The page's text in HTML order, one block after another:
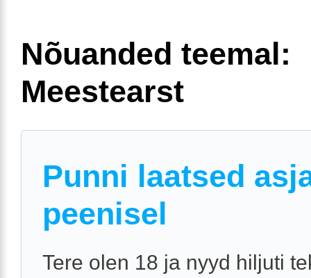
Nõuanded teemal:
Meestearst
Punni laatsed
peenisel
Tere olen 18 ja nyyd hiljuti